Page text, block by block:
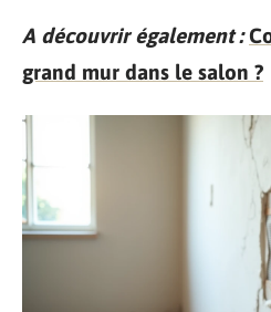
A découvrir également :
grand mur dans le salon ?